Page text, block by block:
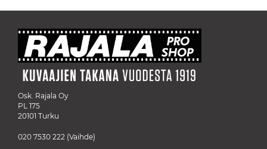
Osk. Rajala Oy
PL 175
20101 Turku
020 7530 222 (Vaihde)